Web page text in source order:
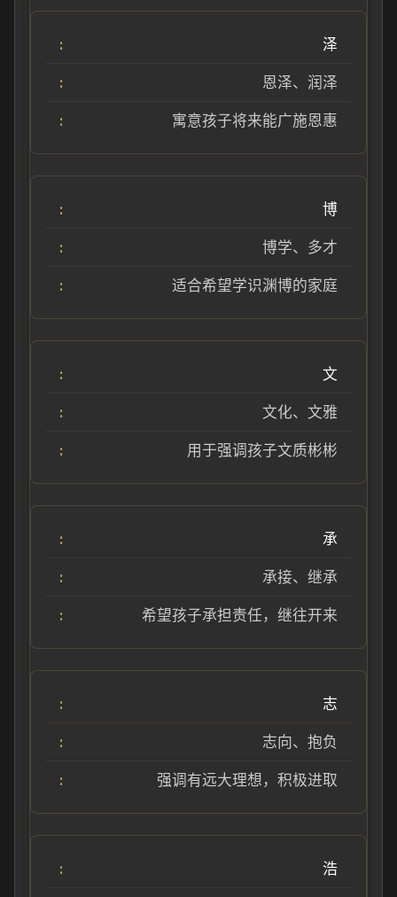
泽
恩泽、润泽
寓意孩子将来能广施恩惠
博
博学、多才
适合希望学识渊博的家庭
文
文化、文雅
用于强调孩子文质彬彬
承
承接、继承
希望孩子承担责任，继往开来
志
志向、抱负
强调有远大理想，积极进取
浩